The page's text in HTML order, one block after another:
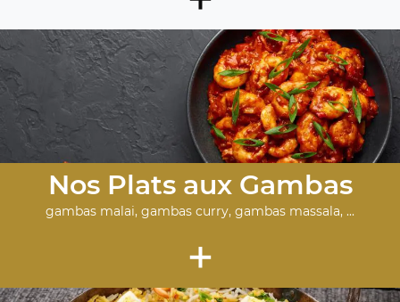
Nos Plats aux Gambas
gambas malai, gambas curry, gambas massala, ...
+